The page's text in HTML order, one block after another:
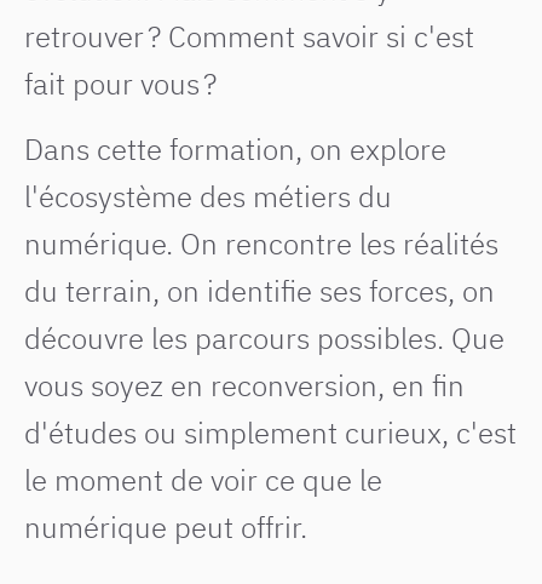
retrouver ? Comment savoir si c'est
fait pour vous ?
Dans cette formation, on explore
l'écosystème des métiers du
numérique. On rencontre les réalités
du terrain, on identifie ses forces, on
découvre les parcours possibles. Que
vous soyez en reconversion, en fin
d'études ou simplement curieux, c'est
le moment de voir ce que le
numérique peut offrir.